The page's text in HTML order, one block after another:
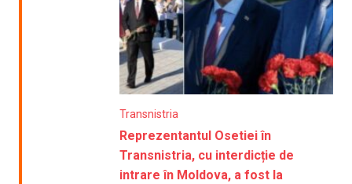
Transnistria
Reprezentantul Osetiei în
Transnistria, cu interdicție de
intrare în Moldova, a fost la